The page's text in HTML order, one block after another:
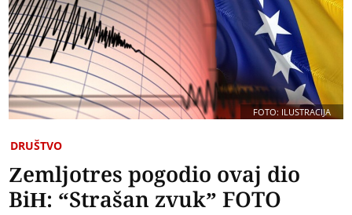
FOTO: ILUSTRACIJA
DRUŠTVO
Zemljotres pogodio ovaj dio
BiH: “Strašan zvuk” FOTO